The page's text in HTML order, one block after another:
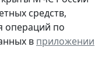
средств,
операций по
в приложении